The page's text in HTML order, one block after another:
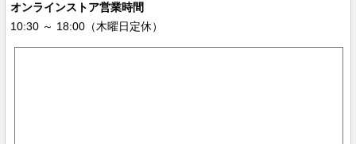
オンラインストア営業時間
10:30 ～ 18:00（木曜日定休）